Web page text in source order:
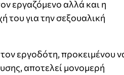
εργαζόμενο αλλά και η
του για την σεξουαλική
εργοδότη, προκειμένου
αποτελεί μονομερή